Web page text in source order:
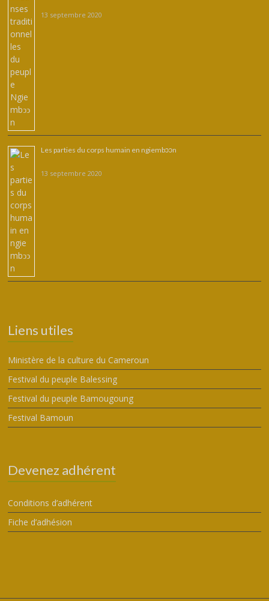
13 septembre 2020
Les parties du corps humain en ngiembↄↄn
13 septembre 2020
Liens utiles
Ministère de la culture du Cameroun
Festival du peuple Balessing
Festival du peuple Bamougoung
Festival Bamoun
Devenez adhérent
Conditions d’adhérent
Fiche d’adhésion